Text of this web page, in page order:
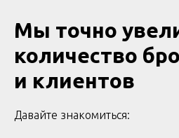
Мы точно
количество
и клиентов
Давайте знакомиться: